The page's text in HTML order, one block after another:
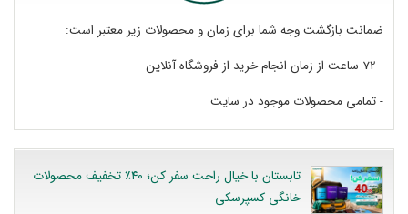
ضمانت بازگشت وجه شما برای زمان و محصولات زیر معتبر است:
- 72 ساعت از زمان انجام خرید از فروشگاه آنلاین
- تمامی محصولات موجود در سایت
تابستان با خیال راحت سفر کن؛ ۴۰٪ تخفیف محصولات
خانگی کسپرسکی